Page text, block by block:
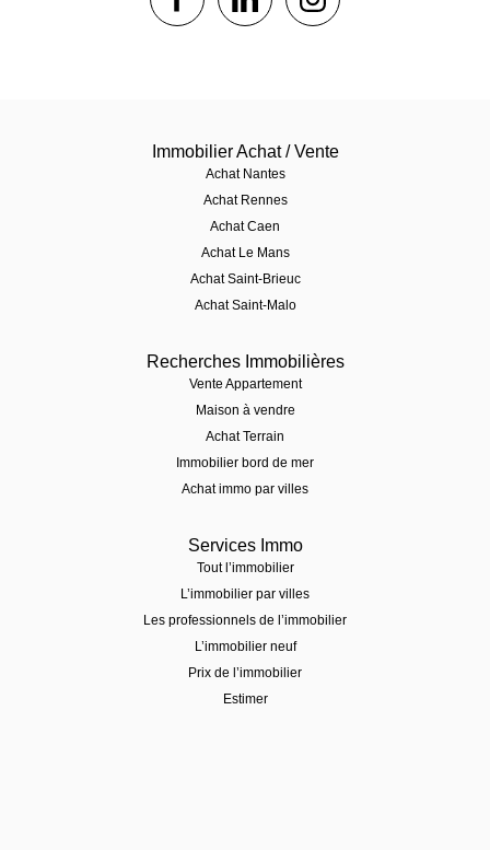
Immobilier Achat / Vente
Achat Nantes
Achat Rennes
Achat Caen
Achat Le Mans
Achat Saint-Brieuc
Achat Saint-Malo
Recherches Immobilières
Vente Appartement
Maison à vendre
Achat Terrain
Immobilier bord de mer
Achat immo par villes
Services Immo
Tout l’immobilier
L’immobilier par villes
Les professionnels de l’immobilier
L’immobilier neuf
Prix de l’immobilier
Estimer